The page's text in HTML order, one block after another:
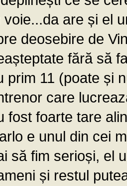
voie...da are și el
deosebire de
fără să
prim 11 (poate și
care
fost foarte tare
e unul din cei
să fim serioși, el
și restul